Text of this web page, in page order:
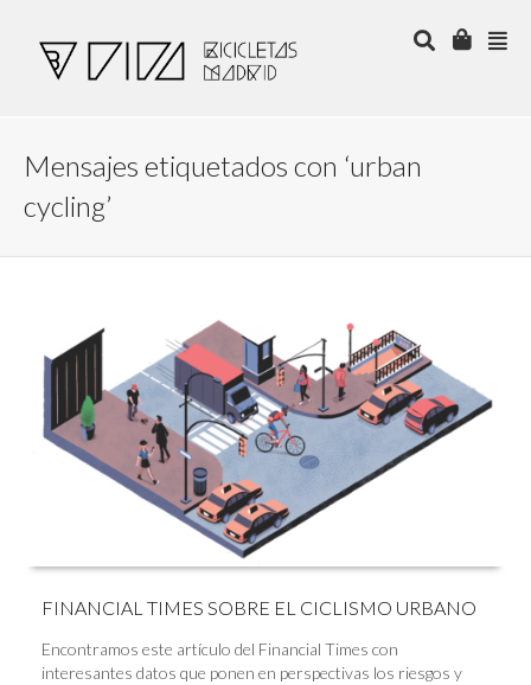
Mensajes etiquetados con ‘urban
cycling’
FINANCIAL TIMES SOBRE EL CICLISMO URBANO
Encontramos este artículo del Financial Times con
interesantes datos que ponen en perspectivas los riesgos y